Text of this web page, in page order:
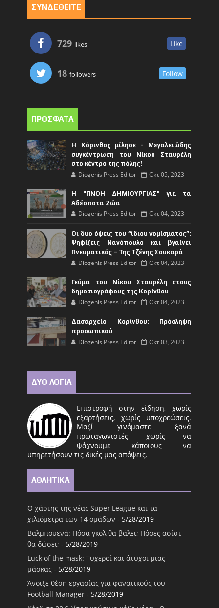
ΣΥΝΔΕΘΕΙΤΕ
729 likes Like
18 followers Follow
ΠΡΟΣΦΑΤΑ
Η Κόρινθος μίλησε - Μεγαλειώδης
συγκέντρωση του Νίκου Σταυρέλη
στο κέντρο της πόλης!
Diogenis Press Editor Οκτ 05, 2023
Η "ΠΝΟΗ ΔΗΜΙΟΥΡΓΙΑΣ" για τα
Αδέσποτα Ζώα
Diogenis Press Editor Οκτ 04, 2023
Οι δυο όψεις του “ίδιου νομίσματος”:
Ψηφίζεις Νανόπουλο και βγαίνει
Πνευματικός – Της Τζένης Σουκαρά
Diogenis Press Editor Οκτ 04, 2023
Γεύμα του Νίκου Σταυρέλη στους
δημοσιογράφους της Κορίνθου
Diogenis Press Editor Οκτ 04, 2023
Δασαρχείο Κορίνθου: Πρόσληψη
προσωπικού
Diogenis Press Editor Οκτ 03, 2023
ΔΥΟ ΛΟΓΙΑ
Επιστροφή στην είδηση, χωρίς
εξαρτήσεις, χωρίς υποχρεώσεις.
Μαζί γινόμαστε ξανά
πρωταγωνιστές χωρίς να
ψάχνουμε κάποιους να
υπηρετήσουν τις δικές μας απόψεις.
ΑΘΛΗΤΙΚΑ
Ο χάρτης της νέας Super League και τα
χιλιόμετρα των 14 ομάδων - 5/28/2019
Βαλμπουενά: Πόσα γκολ θα βάλει; Πόσες ασίστ
θα δώσει; - 5/28/2019
Luck of the mask: Τυχεροί και άτυχοι μιας
μάσκας - 5/28/2019
Άνοιξε θέση εργασίας για φανατικούς του
Football Μanager - 5/28/2019